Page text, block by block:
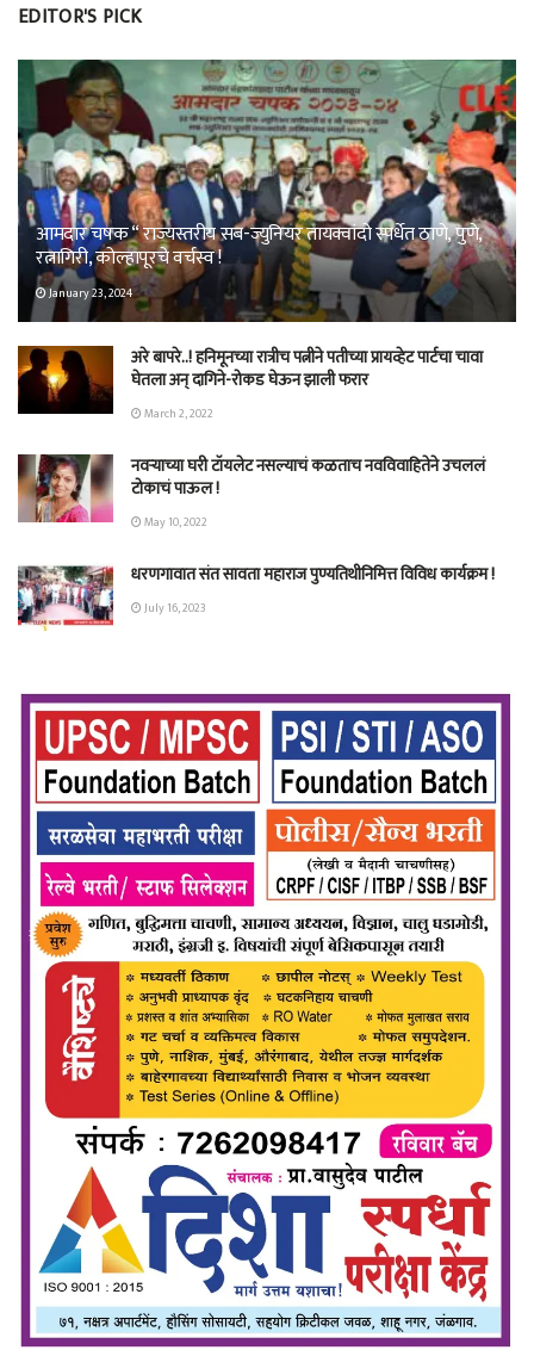
EDITOR'S PICK
आमदार चषक “ राज्यस्तरीय सब-ज्युनियर तायक्वांदो स्पर्धेत ठाणे, पुणे,
रत्नागिरी, कोल्हापूरचे वर्चस्व !
January 23, 2024
अरे बापरे..! हनिमूनच्या रात्रीच पत्नीने पतीच्या प्रायव्हेट पार्टचा चावा
घेतला अन् दागिने-रोकड घेऊन झाली फरार
March 2, 2022
नवऱ्याच्या घरी टॉयलेट नसल्याचं कळताच नवविवाहितेने उचललं
टोकाचं पाऊल !
May 10, 2022
धरणगावात संत सावता महाराज पुण्यतिथीनिमित्त विविध कार्यक्रम !
July 16, 2023